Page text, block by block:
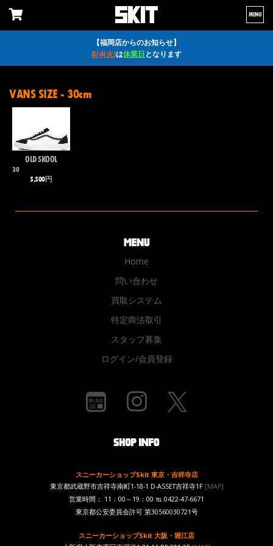
【福岡店からのお知らせ】
8/4(火)は休業日となります
MENU
VANS SIZE - 30cm
OLD SKOOL
30
5,500円
Home
問い合わせ
買取システム
特定商法取引
スタッフ募集
ログイン/会員登録
スニーカーショップSkit 東京・吉祥寺店
東京都武蔵野市吉祥寺南町1-18-1 D-ASSET吉祥寺1F [MAP]
営業時間： 11：00～19：00 ℡ 0422-47-6671
東京都公安委員会許可 第30560030721号
スニーカーショップSkit 大阪・堀江店